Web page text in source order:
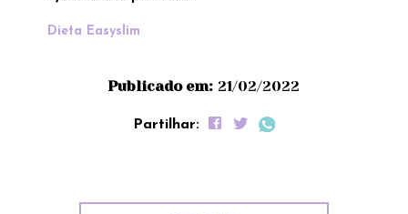
Dieta Easyslim
Publicado em: 21/02/2022
Partilhar: